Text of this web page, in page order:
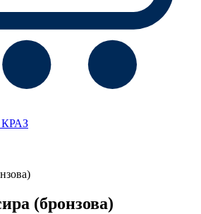
(бронзова)